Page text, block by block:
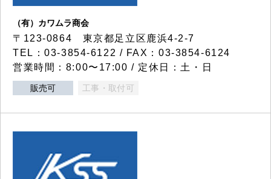
（有）カワムラ商会
〒123-0864 東京都足立区鹿浜4-2-7
TEL：03-3854-6122 / FAX：03-3854-6124
営業時間：8:00〜17:00 / 定休日：土・日
販売可 工事・取付可